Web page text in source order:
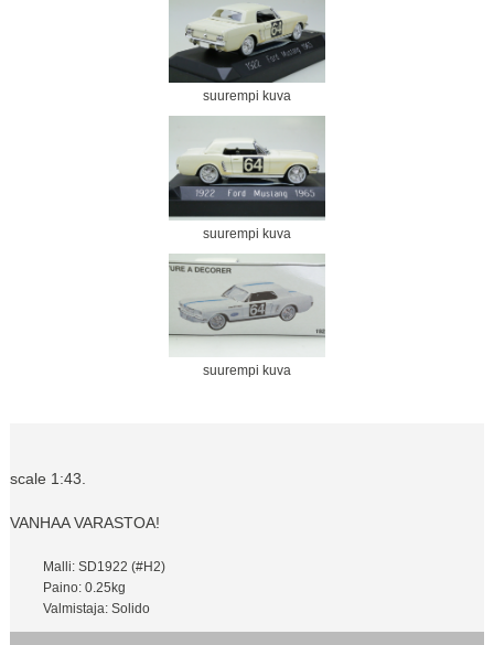
suurempi kuva
suurempi kuva
suurempi kuva
scale 1:43.
VANHAA VARASTOA!
Malli: SD1922 (#H2)
Paino: 0.25kg
Valmistaja: Solido